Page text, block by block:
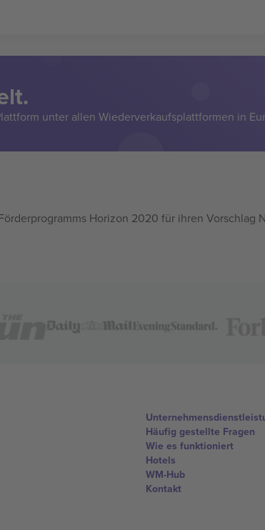
unter allen Wiederverkaufsplattformen in
Horizon 2020 für ihren Vorschlag
Häufig gestellte Fragen
Wie es funktioniert
Hotels
WM-Hub
Kontakt